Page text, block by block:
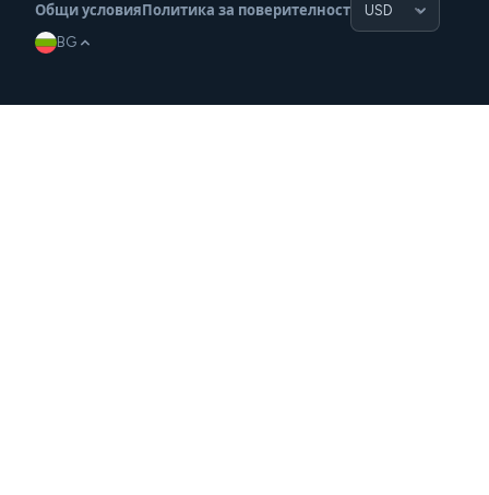
Общи условия Политика за поверителност
BG